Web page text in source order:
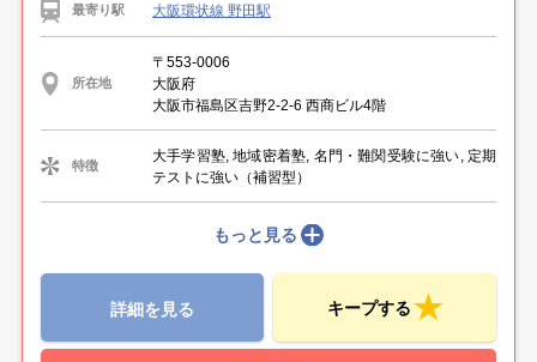
最寄り駅 大阪環状線 野田駅
所在地
〒553-0006
大阪府
大阪市福島区吉野2-2-6 西商ビル4階
特徴
大手学習塾, 地域密着塾, 名門・難関受験に強い, 定期
テストに強い（補習型）
もっと見る
詳細を見る キープする